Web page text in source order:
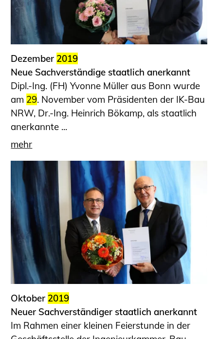
Dezember 2019
Neue Sachverständige staatlich anerkannt
Dipl.-Ing. (FH) Yvonne Müller aus Bonn wurde
am 29. November vom Präsidenten der IK-Bau
NRW, Dr.-Ing. Heinrich Bökamp, als staatlich
anerkannte ...
mehr
Oktober 2019
Neuer Sachverständiger staatlich anerkannt
Im Rahmen einer kleinen Feierstunde in der